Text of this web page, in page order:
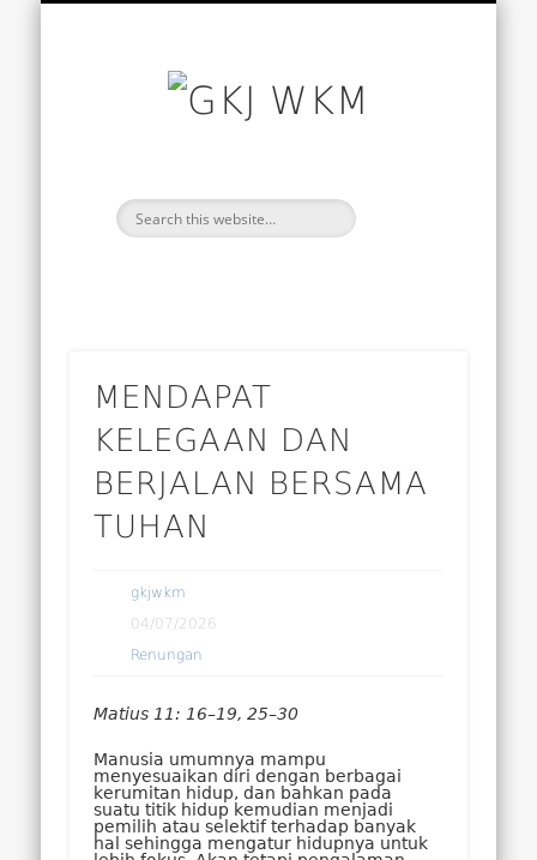
BERANDA
BACAAN HARI INI
SANTAPAN HARIAN
TENTANG KAMI
WARTA GEREJA
MENDAPAT
KELEGAAN DAN
BERJALAN BERSAMA
TUHAN
gkjwkm
04/07/2026
Renungan
Matius 11: 16–19, 25–30
Manusia umumnya mampu
menyesuaikan diri dengan berbagai
kerumitan hidup, dan bahkan pada
suatu titik hidup kemudian menjadi
pemilih atau selektif terhadap banyak
hal sehingga mengatur hidupnya untuk